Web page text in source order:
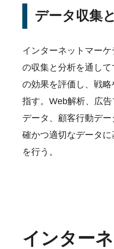
データ収集
インターネットマー
の収集と分析を通し
の効果を評価し、戦略
指す。Web解析、広
データ、顧客行動デ
確かつ適切なデータ
を行う。
インター